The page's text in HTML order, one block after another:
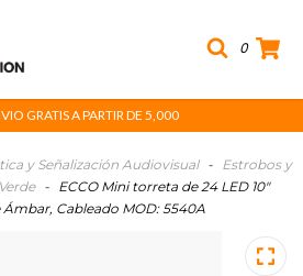
0
GRATIS A PARTIR DE 5,000
y Señalización Audiovisual -
Estrobos y
- ECCO Mini torreta de 24 LED 10"
Cableado MOD: 5540A